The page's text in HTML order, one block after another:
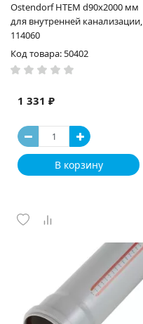
Ostendorf HTEM d90x2000 мм
для внутренней канализации,
114060
Код товара: 50402
1 331 ₽
В корзину